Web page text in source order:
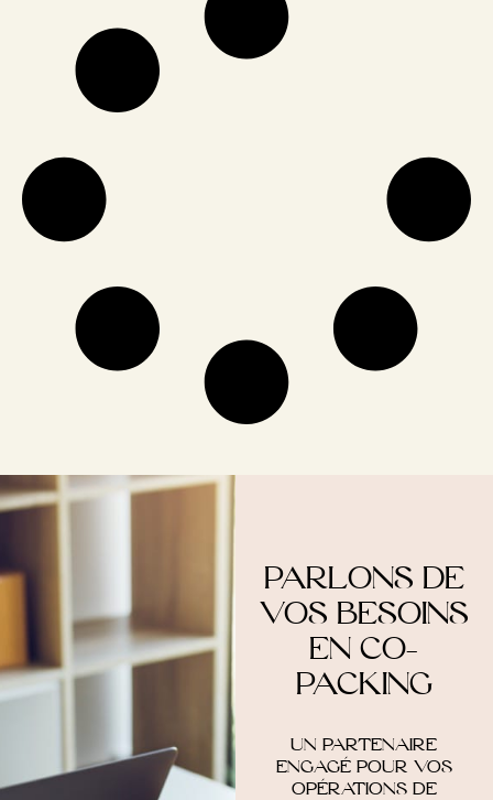
PARLONS DE
VOS BESOINS
EN CO-
PACKING
UN PARTENAIRE
ENGAGÉ POUR VOS
OPÉRATIONS DE